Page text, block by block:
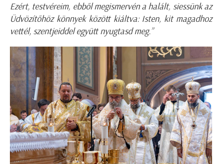
Ezért, testvéreim, ebből megismervén a halált, siessünk az
Üdvözítőhöz könnyek között kiáltva: Isten, kit magadhoz
vettél, szentjeiddel együtt nyugtasd meg.”